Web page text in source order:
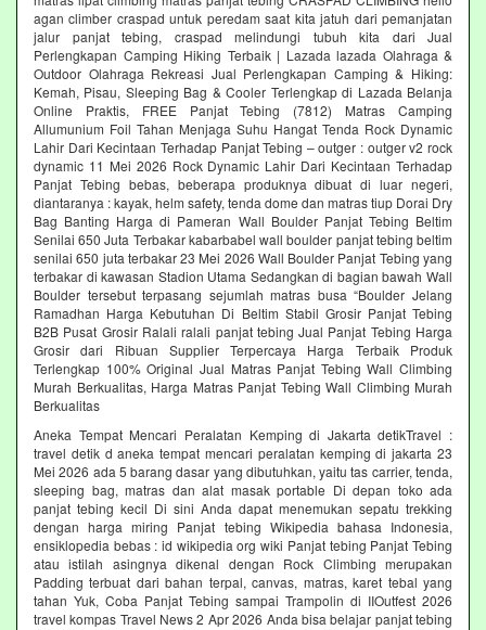
agan climber craspad untuk peredam saat kita jatuh dari pemanjatan
jalur panjat tebing, craspad melindungi tubuh kita dari Jual
Perlengkapan Camping Hiking Terbaik | Lazada lazada Olahraga &
Outdoor Olahraga Rekreasi Jual Perlengkapan Camping & Hiking:
Kemah, Pisau, Sleeping Bag & Cooler Terlengkap di Lazada Belanja
Online Praktis, FREE Panjat Tebing (7812) Matras Camping
Allumunium Foil Tahan Menjaga Suhu Hangat Tenda Rock Dynamic
Lahir Dari Kecintaan Terhadap Panjat Tebing – outger : outger v2 rock
dynamic 11 Mei 2026 Rock Dynamic Lahir Dari Kecintaan Terhadap
Panjat Tebing bebas, beberapa produknya dibuat di luar negeri,
diantaranya : kayak, helm safety, tenda dome dan matras tiup Dorai Dry
Bag Banting Harga di Pameran Wall Boulder Panjat Tebing Beltim
Senilai 650 Juta Terbakar kabarbabel wall boulder panjat tebing beltim
senilai 650 juta terbakar 23 Mei 2026 Wall Boulder Panjat Tebing yang
terbakar di kawasan Stadion Utama Sedangkan di bagian bawah Wall
Boulder tersebut terpasang sejumlah matras busa “Boulder Jelang
Ramadhan Harga Kebutuhan Di Beltim Stabil Grosir Panjat Tebing
B2B Pusat Grosir Ralali‎ ralali panjat tebing‎ Jual Panjat Tebing Harga
Grosir dari Ribuan Supplier Terpercaya Harga Terbaik Produk
Terlengkap 100% Original Jual Matras Panjat Tebing Wall Climbing
Murah Berkualitas, Harga Matras Panjat Tebing Wall Climbing Murah
Berkualitas
Aneka Tempat Mencari Peralatan Kemping di Jakarta detikTravel :
travel detik d aneka tempat mencari peralatan kemping di jakarta 23
Mei 2026 ada 5 barang dasar yang dibutuhkan, yaitu tas carrier, tenda,
sleeping bag, matras dan alat masak portable Di depan toko ada
panjat tebing kecil Di sini Anda dapat menemukan sepatu trekking
dengan harga miring Panjat tebing Wikipedia bahasa Indonesia,
ensiklopedia bebas : id wikipedia org wiki Panjat tebing Panjat Tebing
atau istilah asingnya dikenal dengan Rock Climbing merupakan
Padding terbuat dari bahan terpal, canvas, matras, karet tebal yang
tahan Yuk, Coba Panjat Tebing sampai Trampolin di IIOutfest 2026
travel kompas Travel News 2 Apr 2026 Anda bisa belajar panjat tebing